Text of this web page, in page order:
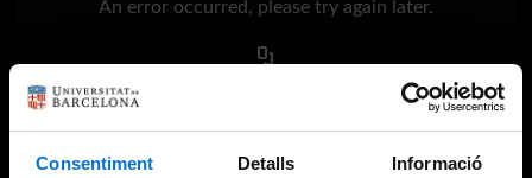
Consentiment Detalls Informació
An error occurred, please try again later.